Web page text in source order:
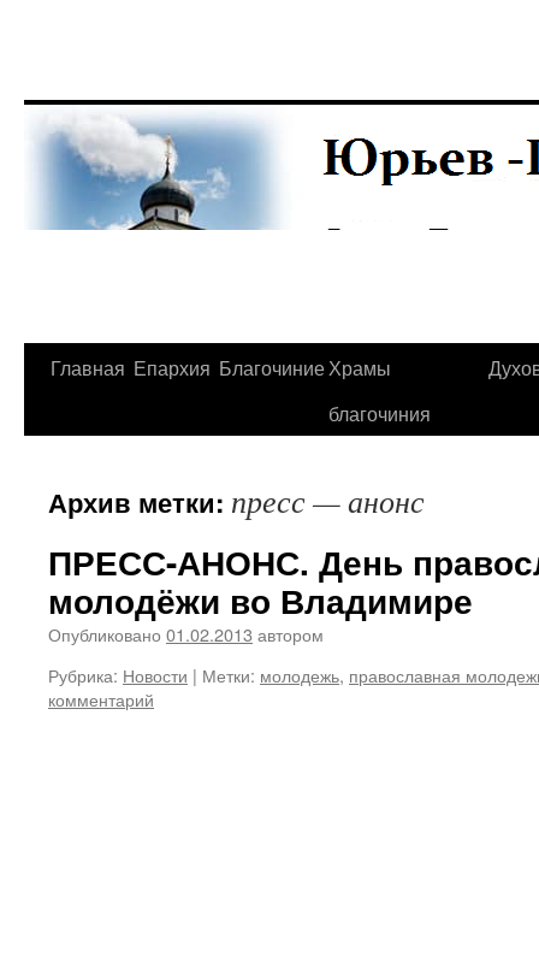
Перейти
Главная Епархия БлагочиниеХрамы
благочиния
Архив метки: пресс — анонс
ПРЕСС-АНОНС. День
молодёжи во Владимире
Опубликовано 01.02.2013 автором
Рубрика: Новости | Метки: молодежь, православная
комментарий